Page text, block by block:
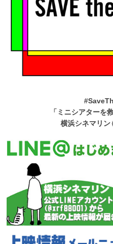
「ミニシアターを
横浜シネマリン